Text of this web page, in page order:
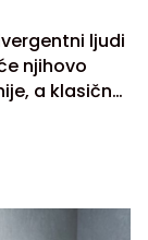
ljudi
njihovo
a klasično